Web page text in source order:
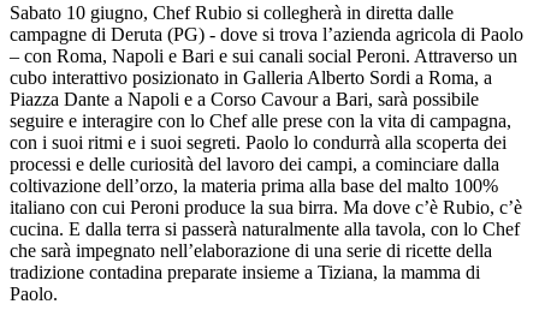
Sabato 10 giugno, Chef Rubio si collegherà in diretta dalle
campagne di Deruta (PG) - dove si trova l’azienda agricola di Paolo
– con Roma, Napoli e Bari e sui canali social Peroni. Attraverso un
cubo interattivo posizionato in Galleria Alberto Sordi a Roma, a
Piazza Dante a Napoli e a Corso Cavour a Bari, sarà possibile
seguire e interagire con lo Chef alle prese con la vita di campagna,
con i suoi ritmi e i suoi segreti. Paolo lo condurrà alla scoperta dei
processi e delle curiosità del lavoro dei campi, a cominciare dalla
coltivazione dell’orzo, la materia prima alla base del malto 100%
italiano con cui Peroni produce la sua birra. Ma dove c’è Rubio, c’è
cucina. E dalla terra si passerà naturalmente alla tavola, con lo Chef
che sarà impegnato nell’elaborazione di una serie di ricette della
tradizione contadina preparate insieme a Tiziana, la mamma di
Paolo.